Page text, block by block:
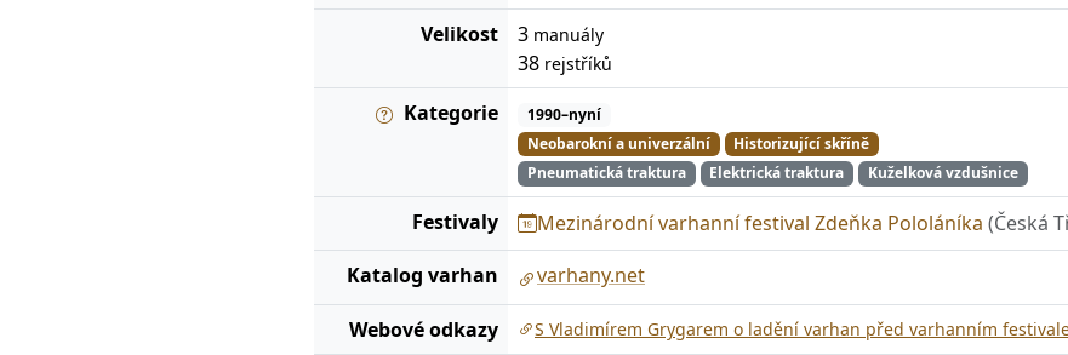
Velikost 3 manuály
38 rejstříků
Kategorie
1990–nyní
Neobarokní a univerzální
Historizující skříně
Pneumatická traktura
Elektrická traktura Kuželková vzdušnice
Festivaly Mezinárodní varhanní festival Zdeňka Pololáníka (Česká
Katalog varhan varhany.net
Webové odkazy S Vladimírem Grygarem o ladění varhan před varhanním